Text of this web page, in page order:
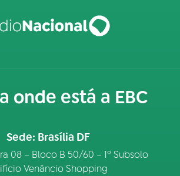
onde está a EBC
Sede: Brasília DF
08 – Bloco B 50/60 – 1º Subsolo
Venâncio Shopping